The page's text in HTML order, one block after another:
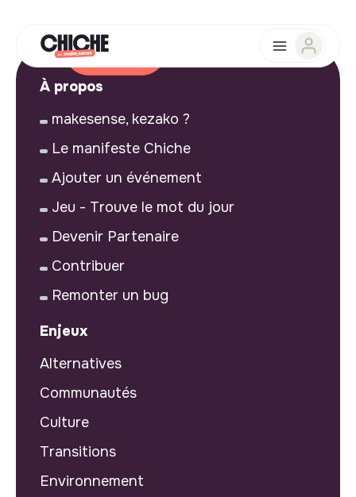
À propos
makesense, kezako ?
Le manifeste Chiche
Ajouter un événement
Jeu - Trouve le mot du jour
Devenir Partenaire
Contribuer
Remonter un bug
Enjeux
Alternatives
Communautés
Culture
Transitions
Environnement